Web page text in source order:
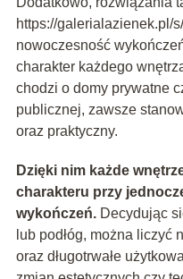
https://galerialazienek.pl/
nowoczesność
charakter każdego
chodzi o domy prywatne
publicznej, zawsze
oraz praktyczny.
Dzięki nim każde
charakteru przy
wykończeń.Decydując
lub podłóg, można liczyć
oraz długotrwałe